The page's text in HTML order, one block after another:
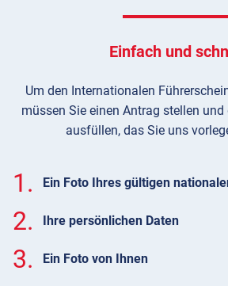
Einfach und
Um den Internationalen
müssen Sie einen Antrag stellen
ausfüllen, das Sie uns
1. Ein Foto Ihres gültigen
2. Ihre persönlichen Daten
3. Ein Foto von Ihnen